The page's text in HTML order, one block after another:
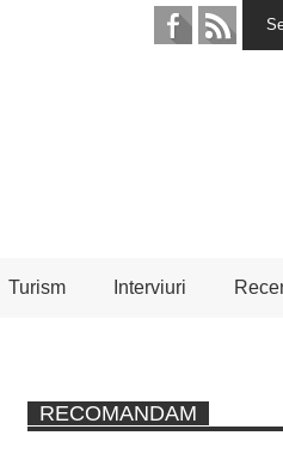
Turism Interviuri
RECOMANDAM